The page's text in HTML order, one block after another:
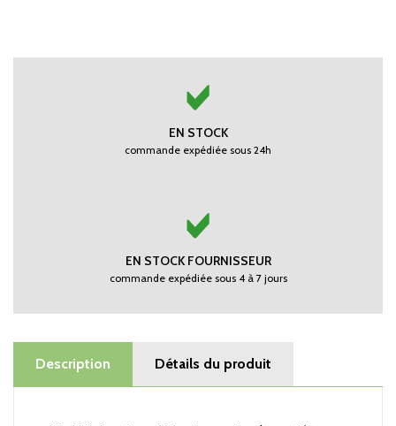
EN STOCK
commande expédiée sous 24h
EN STOCK FOURNISSEUR
commande expédiée sous 4 à 7 jours
Description Détails du produit